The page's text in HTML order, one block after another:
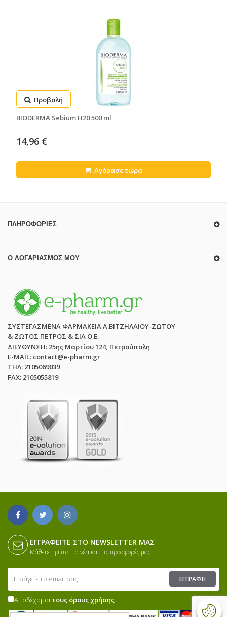
Προβολή
BIODERMA Sebium H20 500 ml
14,96 €
Αγόρασε τώρα
ΠΛΗΡΟΦΟΡΊΕΣ
Ο ΛΟΓΑΡΙΑΣΜΌΣ ΜΟΥ
ΣΥΣΤΕΓΑΣΜΕΝΑ ΦΑΡΜΑΚΕΙΑ Α.ΒΙΤΖΗΛΑΙΟΥ-ΖΩΤΟΥ
& ΖΩΤΟΣ ΠΕΤΡΟΣ & ΣΙΑ Ο.Ε.
ΔΙΕΥΘΥΝΣΗ: 25ης Μαρτίου 124, Πετρούπολη
E-MAIL: contact@e-pharm.gr
ΤΗΛ: 2105069039
FAX: 2105055819
ΕΓΓΡΑΦΕΊΤΕ ΣΤΟ NEWSLETTER ΜΑΣ
Μάθετε πρώτοι τα νέα και τις προσφορές μας
ΕΓΓΡΑΦΉ
Αποδέχομαιτους όρους χρήσης